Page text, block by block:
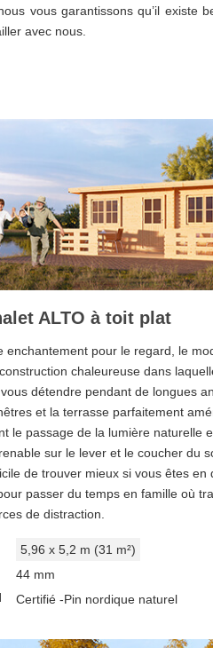
vous garantissons qu’il existe
avec nous.
ALTO à toit plat
enchantement pour le regard, le
chaleureuse dans
détendre pendant de longues
et la terrasse parfaitement
le passage de la lumière naturelle
sur le lever et le coucher du
de trouver mieux si vous êtes en
passer du temps en famille où
de distraction.
5,96 x 5,2 m (31 m²)
44 mm
Certifié -Pin nordique naturel